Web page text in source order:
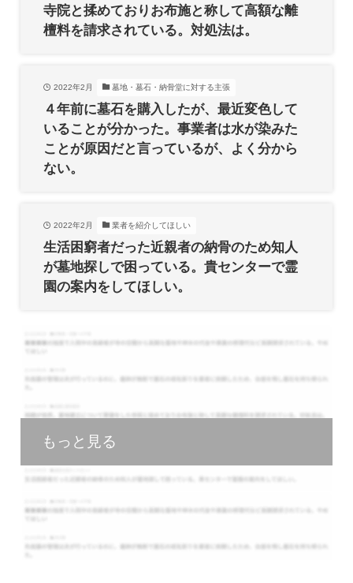
寺院と揉めておりお布施と称して高額な離
檀料を請求されている。対処法は。
2022年2月 墓地・墓石・納骨堂に対する主張
４年前に墓石を購入したが、最近変色して
いることが分かった。事業者は水が染みた
ことが原因だと言っているが、よく分から
ない。
2022年2月 業者を紹介してほしい
生活困窮者だった近親者の納骨のため知人
が墓地探しで困っている。貴センターで霊
園の案内をしてほしい。
もっと見る